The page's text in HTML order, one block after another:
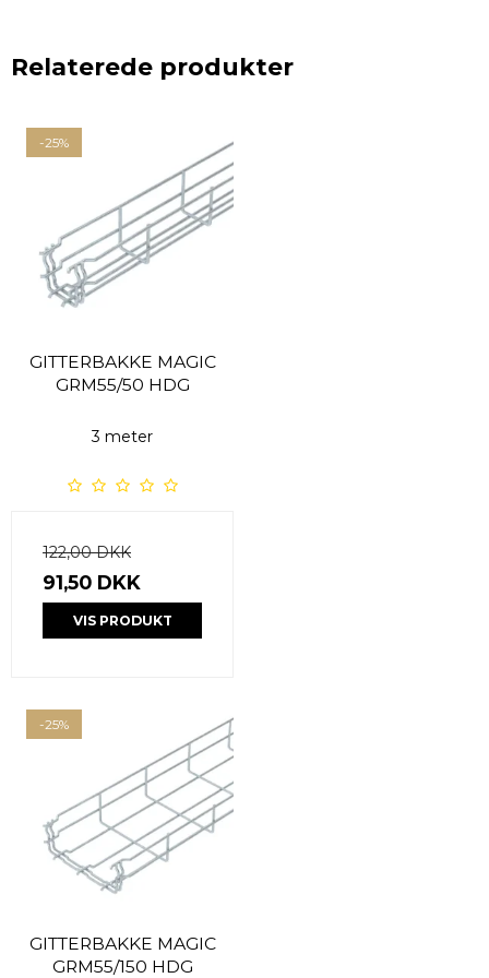
Relaterede produkter
-25%
GITTERBAKKE MAGIC
GRM55/50 HDG
3 meter
122,00 DKK
91,50 DKK
VIS PRODUKT
-25%
GITTERBAKKE MAGIC
GRM55/150 HDG